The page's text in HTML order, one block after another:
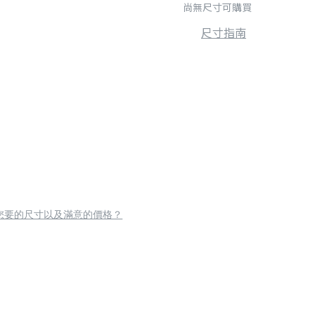
尚無尺寸可購買
尺寸指南
要的尺寸以及滿意的價格？